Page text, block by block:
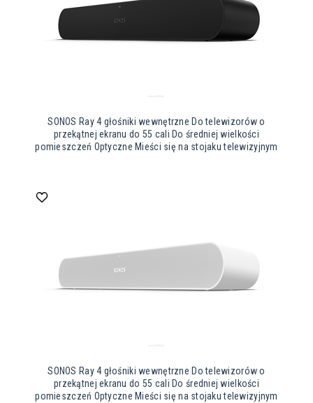
SONOS Ray 4 głośniki wewnętrzne Do telewizorów o
przekątnej ekranu do 55 cali Do średniej wielkości
pomieszczeń Optyczne Mieści się na stojaku telewizyjnym
SONOS Ray 4 głośniki wewnętrzne Do telewizorów o
przekątnej ekranu do 55 cali Do średniej wielkości
pomieszczeń Optyczne Mieści się na stojaku telewizyjnym